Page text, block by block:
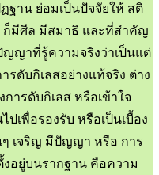
ฐาน ย่อมเป็นปัจจัยให้ สติ
ก็มีศีล มีสมาธิ และที่สำคัญ
ญาที่รู้ความจริงว่าเป็นแต่
รดับกิเลสอย่างแท้จริง ต่าง
ารดับกิเลส หรือเข้าใจ
เพื่อรองรับ หรือเป็นเบื้อง
เจริญ มีปัญญา หรือ การ
งอยู่บนรากฐาน คือความ